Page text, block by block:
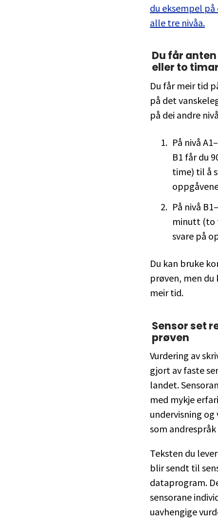
du eksempel
alle tre nivåa.
Du får
eller to
Du får meir tid
på det
på dei andre
På nivå
B1 får du
time) til å
På nivå
minutt (to
svare på
Du kan bruke
prøven, men du
meir tid.
Sensor set
prøven
Vurdering av
gjort av faste
landet.
med mykje
undervisning
som
Teksten du
blir sendt til
dataprogram.
sensorane
uavhengige